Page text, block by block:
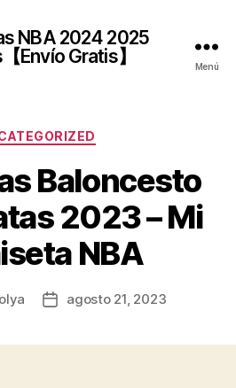
NBA 2024 2025
Envío Gratis】
Menú
Categorías
Baloncesto
2023 – Mi
NBA
Fechaagosto 21, 2023